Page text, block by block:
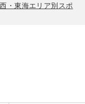
・東海エリア別スポ